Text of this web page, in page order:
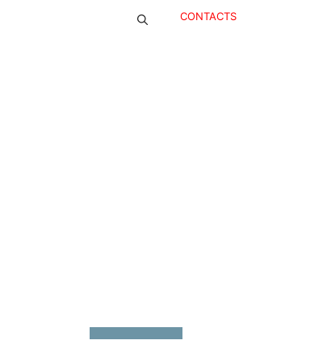
CONTACTS